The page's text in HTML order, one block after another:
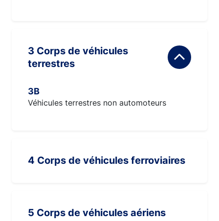
3 Corps de véhicules
terrestres
3B
Véhicules terrestres non automoteurs
4 Corps de véhicules ferroviaires
5 Corps de véhicules aériens